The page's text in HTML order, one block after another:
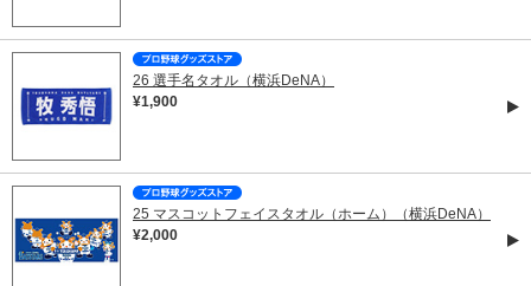
26 選手名タオル（横浜DeNA）
¥1,900
25 マスコットフェイスタオル（ホーム）（横浜DeNA）
¥2,000